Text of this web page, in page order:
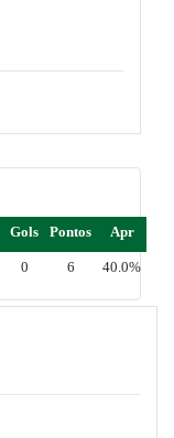
Gols Pontos Apr
0 6 40.0%